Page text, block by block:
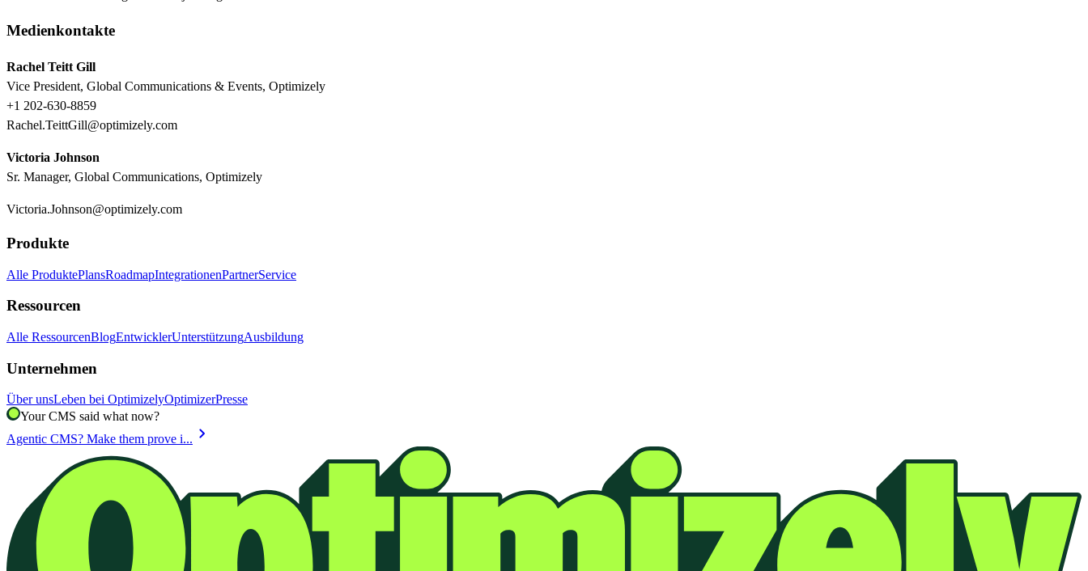
Medienkontakte
Rachel Teitt Gill
Vice President, Global Communications & Events, Optimizely
+1 202-630-8859
Rachel.TeittGill@optimizely.com
Victoria Johnson
Sr. Manager, Global Communications, Optimizely
Victoria.Johnson@optimizely.com
Produkte
Alle ProduktePlansRoadmapIntegrationenPartnerService
Ressourcen
Alle RessourcenBlogEntwicklerUnterstützungAusbildung
Unternehmen
Über unsLeben bei OptimizelyOptimizerPresse
Your CMS said what now?
Agentic CMS? Make them prove i... chevron_right